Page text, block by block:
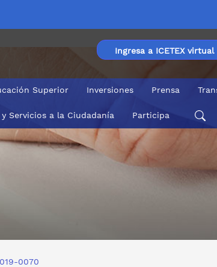
Ingresa a ICETEX virtual
Superior Inversiones Prensa
Servicios a la Ciudadanía Participa
0070